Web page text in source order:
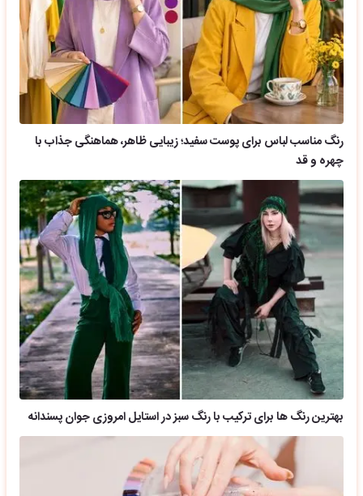
رنگ مناسب لباس برای پوست سفید؛ زیبایی ظاهر، هماهنگی جذاب با
چهره و قد
بهترین رنگ ها برای ترکیب با رنگ سبز در استایل امروزی جوان پسندانه